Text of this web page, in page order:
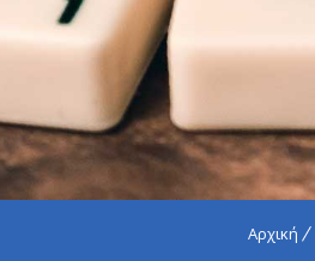
Αρχική